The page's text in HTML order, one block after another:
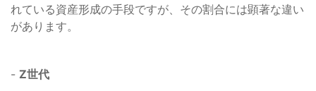
れている資産形成の手段ですが、その割合には顕著な違い
があります。
- Z世代